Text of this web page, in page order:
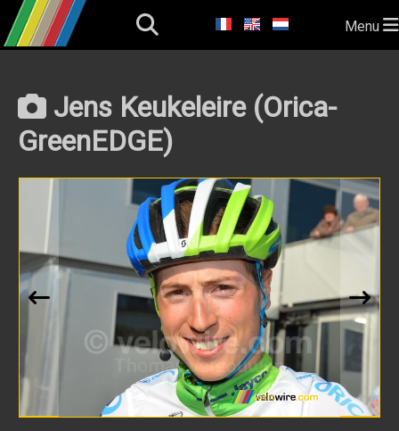
Menu
Jens Keukeleire (Orica-
GreenEDGE)